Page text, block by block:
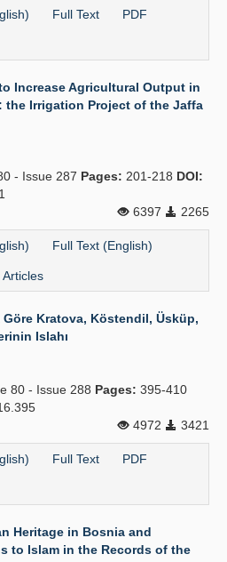
Full Text PDF
Increase Agricultural Output in
the Irrigation Project of the Jaffa
- Issue 287 Pages: 201-218 DOI:
6397
2265
Full Text (English)
Articles
Göre Kratova, Köstendil, Üsküp,
Islahı
80 - Issue 288 Pages: 395-410
4972
3421
Full Text PDF
Heritage in Bosnia and
to Islam in the Records of the